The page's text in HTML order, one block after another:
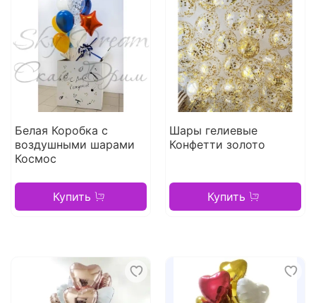
Белая Коробка с
воздушными шарами
Космос
Купить
Шары гелиевые
Конфетти золото
Купить